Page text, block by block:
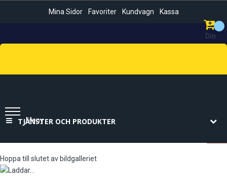
Mina Sidor Favoriter Kundvagn Kassa
Din
Kundvagn
Sök
TJÄNSTER OCH PRODUKTER
Meny
Hoppa till slutet av bildgalleriet